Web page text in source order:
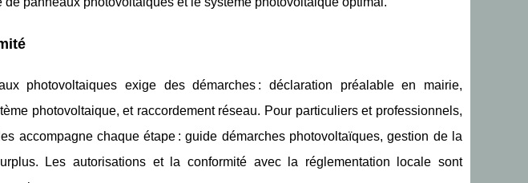
photovoltaiques exige des démarches : déclaration préalable en mairie,
photovoltaique, et raccordement réseau. Pour particuliers et professionnels,
accompagne chaque étape : guide démarches photovoltaïques, gestion de la
Les autorisations et la conformité avec la réglementation locale sont